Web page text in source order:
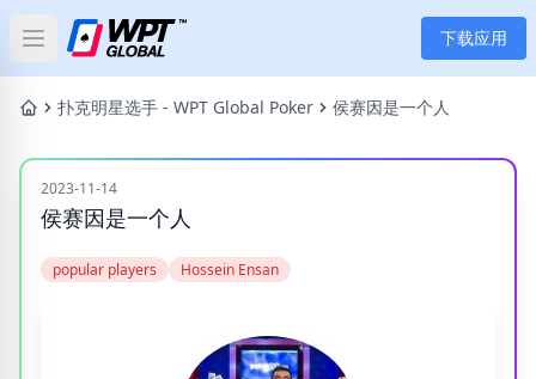
Open main menu 下载应用
首页
新闻
扑克
应用
扑克明星选手 - WPT Global Poker 侯赛因是一个人
2023-11-14
侯赛因是一个人
popular players Hossein Ensan